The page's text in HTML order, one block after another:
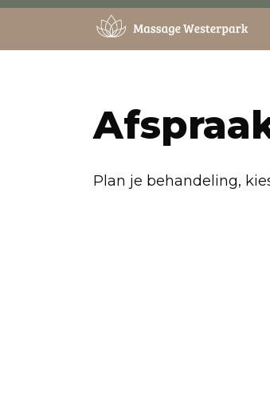
Skip
content
Plan je behandeling,